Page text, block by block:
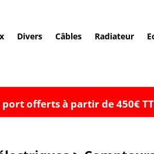
Divers Câbles Radiateur
port offerts à partir de 450€